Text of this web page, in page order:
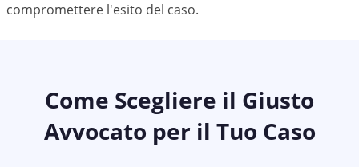
compromettere l'esito del caso.
Come Scegliere il Giusto
Avvocato per il Tuo Caso